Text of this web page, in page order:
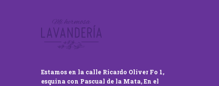
Estamos en la calle Ricardo Oliver Fo 1,
esquina con Pascual de la Mata, En el